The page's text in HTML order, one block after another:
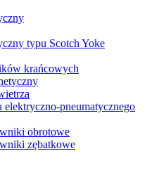
typu Scotch Yoke
krańcowych
elektryczno-pneumatycznego
obrotowe
zębatkowe